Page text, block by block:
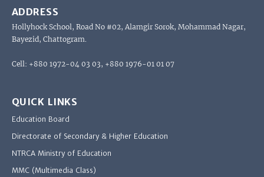
ADDRESS
Hollyhock School, Road No #02, Alamgir Sorok, Mohammad Nagar,
Bayezid, Chattogram.
Cell: +880 1972-04 03 03, +880 1976-01 01 07
QUICK LINKS
Education Board
Directorate of Secondary & Higher Education
NTRCA Ministry of Education
MMC (Multimedia Class)